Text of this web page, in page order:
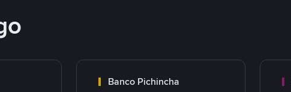
Banco Pichincha